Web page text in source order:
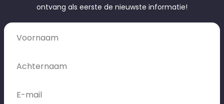
ontvang als eerste de nieuwste informatie!